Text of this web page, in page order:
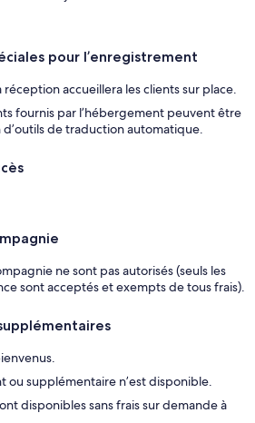
pour l’enregistrement
réception accueillera les clients sur place.
fournis par l’hébergement peuvent être
de traduction automatique.
ne sont pas autorisés (seuls les
sont acceptés et exempts de tous frais).
ou supplémentaire n’est disponible.
disponibles sans frais sur demande à